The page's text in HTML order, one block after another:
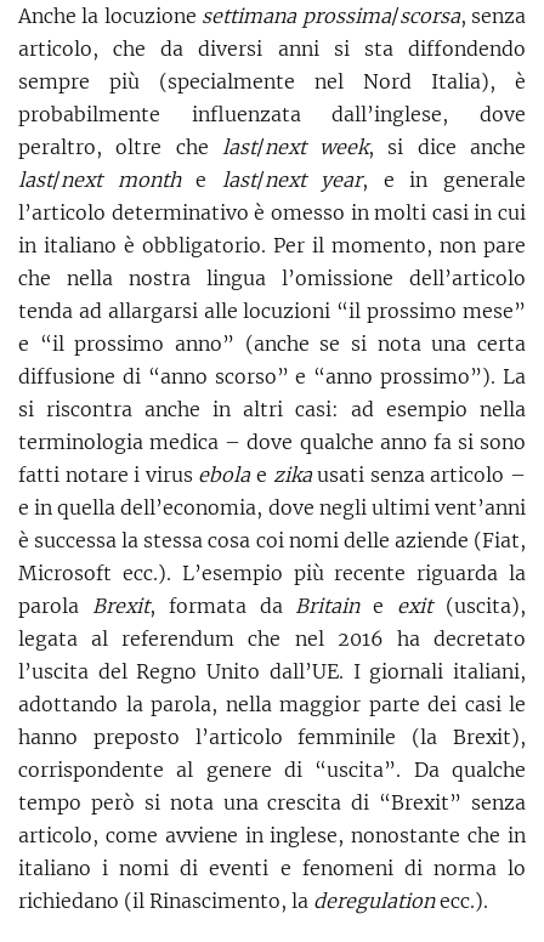
Anche la locuzione settimana prossima/scorsa, senza
articolo, che da diversi anni si sta diffondendo
sempre più (specialmente nel Nord Italia), è
probabilmente influenzata dall’inglese, dove
peraltro, oltre che
last/next week, si dice anche
last/next monthe last/next year, e in generale
l’articolo determinativo è omesso in molti casi in cui
in italiano è obbligatorio. Per il momento, non pare
che nella nostra lingua l’omissione dell’articolo
tenda ad allargarsi alle locuzioni “il prossimo mese”
e “il prossimo anno” (anche se si nota una certa
diffusione di “anno scorso” e “anno prossimo”). La
si riscontra anche in altri casi: ad esempio nella
terminologia medica – dove qualche anno fa si sono
fatti notare i virus ebolae zikausati senza articolo –
e in quella dell’economia, dove negli ultimi vent’anni
è successa la stessa cosa coi nomi delle aziende (Fiat,
Microsoft ecc.). L’esempio più recente riguarda la
parola
Brexit, formata da Britaine exit(uscita),
legata al referendum che nel 2016 ha decretato
l’uscita del Regno Unito dall’UE. I giornali italiani,
adottando la parola, nella maggior parte dei casi le
hanno preposto l’articolo femminile (la Brexit),
corrispondente al genere di “uscita”. Da qualche
tempo però si nota una crescita di “Brexit” senza
articolo, come avviene in inglese, nonostante che in
italiano i nomi di eventi e fenomeni di norma lo
richiedano (il Rinascimento, la deregulationecc.).